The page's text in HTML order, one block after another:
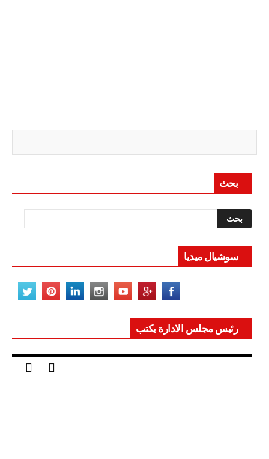
بحث
سوشيال ميديا
رئيس مجلس الادارة يكتب
مصر تعيد للعالم اتزانه